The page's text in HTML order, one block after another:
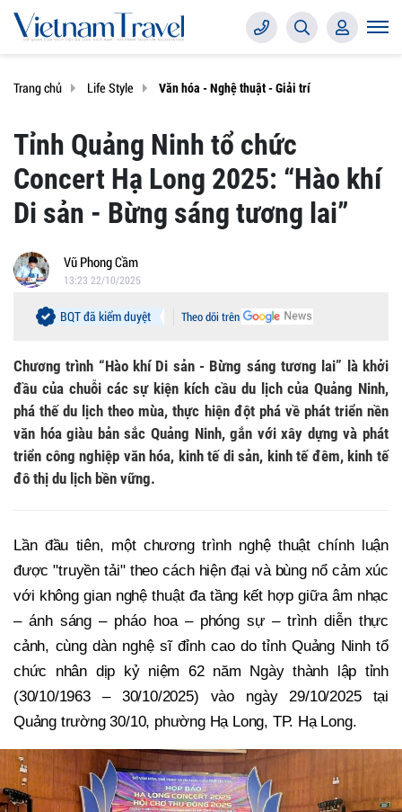
Trang chủ Life Style Văn hóa - Nghệ thuật - Giải trí
Tỉnh Quảng Ninh tổ chức
Concert Hạ Long 2025: “Hào khí
Di sản - Bừng sáng tương lai”
Vũ Phong Cầm
13:23 22/10/2025
Theo dõi trên
BQT đã kiểm duyệt
Chương trình “Hào khí Di sản - Bừng sáng tương lai” là khởi
đầu của chuỗi các sự kiện kích cầu du lịch của Quảng Ninh,
phá thế du lịch theo mùa, thực hiện đột phá về phát triển nền
văn hóa giàu bản sắc Quảng Ninh, gắn với xây dựng và phát
triển công nghiệp văn hóa, kinh tế di sản, kinh tế đêm, kinh tế
đô thị du lịch bền vững.
Lần đầu tiên, một chương trình nghệ thuật chính luận
được "truyền tải" theo cách hiện đại và bùng nổ cảm xúc
với không gian nghệ thuật đa tầng kết hợp giữa âm nhạc
– ánh sáng – pháo hoa – phóng sự – trình diễn thực
cảnh, cùng dàn nghệ sĩ đỉnh cao do tỉnh Quảng Ninh tổ
chức nhân dịp kỷ niệm 62 năm Ngày thành lập tỉnh
(30/10/1963 – 30/10/2025) vào ngày 29/10/2025 tại
Quảng trường 30/10, phường Hạ Long, TP. Hạ Long.